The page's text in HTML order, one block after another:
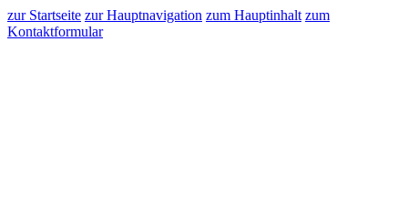
zur Startseite zur Hauptnavigation zum Hauptinhalt zum
Kontaktformular